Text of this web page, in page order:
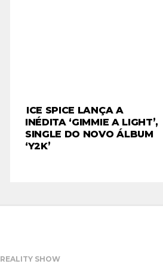
ICE SPICE LANÇA A
INÉDITA ‘GIMMIE A LIGHT’,
SINGLE DO NOVO ÁLBUM
‘Y2K’
REALITY SHOW